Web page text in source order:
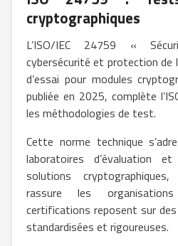
cryptographiques
L’ISO/IEC 24759 «
cybersécurité et protection de
d’essai pour modules
publiée en 2025, complète
les méthodologies de test.
Cette norme technique
laboratoires d’évaluation
solutions
rassure les
certifications reposent sur
standardisées et rigoureuses.